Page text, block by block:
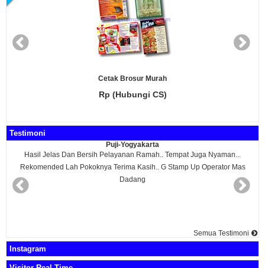
Cetak Brosur Murah
Rp (Hubungi CS)
Testimoni
Puji-Yogyakarta
Hasil Jelas Dan Bersih Pelayanan Ramah.. Tempat Juga Nyaman...
Rekomended Lah Pokoknya Terima Kasih.. G Stamp Up Operator Mas
Dadang
Semua Testimoni
Instagram